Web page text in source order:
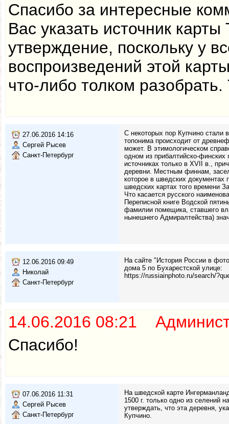
Спасибо за интересные
Вас указать источник
утверждение, поскольку у
воспроизведений этой
что-либо толком
27.06.2016 14:16
Сергей Рысев
Санкт-Петербург
С некоторых пор Купчино стали
топонима происходит от
может. В этимологическом
одном из прибалтийско-
источниках только в XVII в.,
деревни. Местным финнам,
которое в шведских
шведских картах того времени
Что касается русского
Переписной книге Водской
фамилии помещика, ставшего
нынешнего Адмиралтейства)
12.06.2016 09:49
Николай
Санкт-Петербург
На сайте "История России в
дома 5 по Бухарестской улице:
https://russiainphoto.ru/search/
14.06.2016 08:21
Спасибо!
07.06.2016 11:31
Сергей Рысев
Санкт-Петербург
На шведской карте
1500 г. только одно из селений
утверждать, что эта деревня,
Купчино.